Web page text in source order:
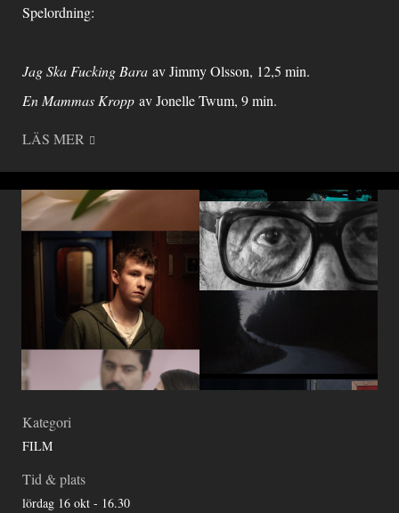
Spelordning:
Jag Ska Fucking Bara av Jimmy Olsson, 12,5 min.
En Mammas Kropp av Jonelle Twum, 9 min.
LÄS MER
Kategori
FILM
Tid & plats
lördag 16 okt - 16.30